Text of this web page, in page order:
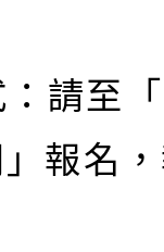
請至「
報名